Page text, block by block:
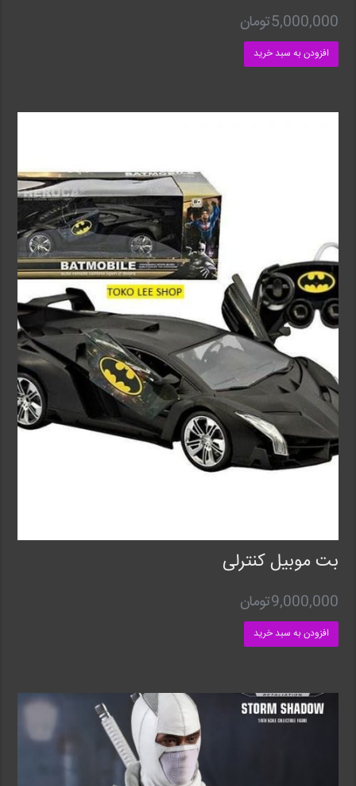
5,000,000تومان
افزودن به سبد خرید
بت موبیل کنترلی
9,000,000تومان
افزودن به سبد خرید